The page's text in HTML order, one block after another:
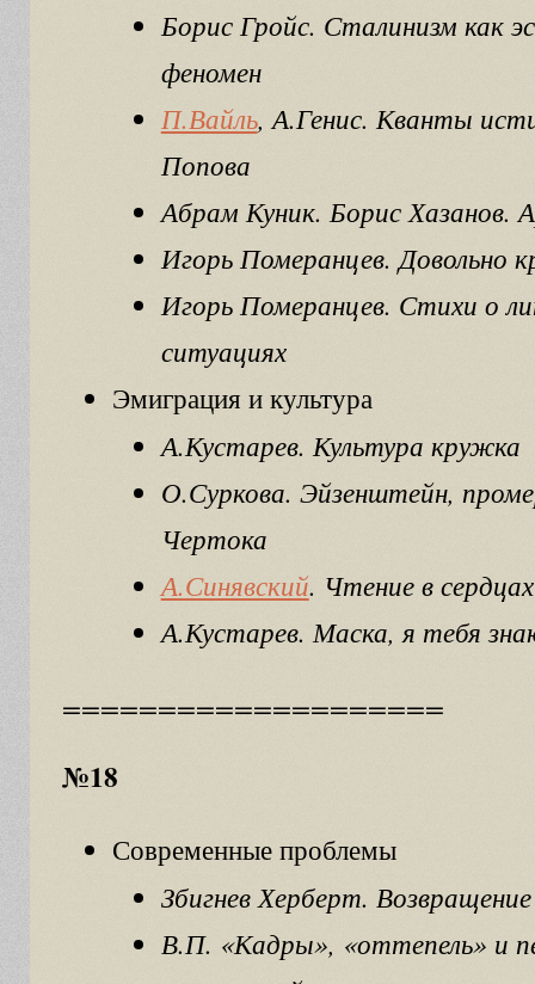
Борис Гройс. Сталинизм как
феномен
П.Вайль, А.Генис. Кванты
Попова
Абрам Куник. Борис Хазанов.
Игорь Померанцев. Довольно
Игорь Померанцев. Стихи о
ситуациях
Эмиграция и культура
А.Кустарев. Культура кружка
О.Суркова. Эйзенштейн,
Чертока
А.Синявский. Чтение в сердцах
А.Кустарев. Маска, я тебя
====================
№18
Современные проблемы
Збигнев Херберт.
В.П. «Кадры», «оттепель» и